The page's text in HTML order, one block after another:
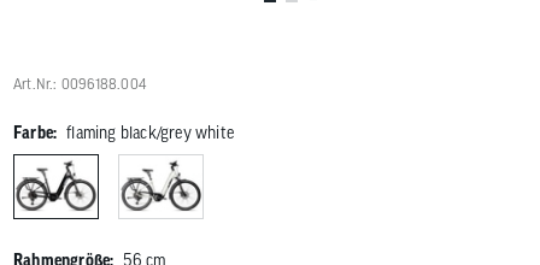
Art.Nr.: 0096188.004
Farbe: flaming black/grey white
Rahmengröße: 56 cm